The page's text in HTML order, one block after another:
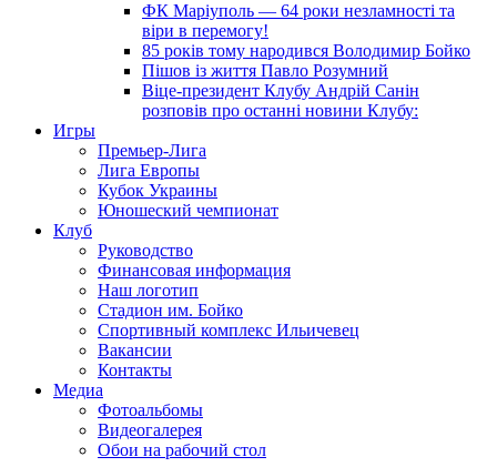
ФК Маріуполь — 64 роки незламності та
віри в перемогу!
85 років тому народився Володимир Бойко
Пішов із життя Павло Розумний
Віце-президент Клубу Андрій Санін
розповів про останні новини Клубу:
Игры
Премьер-Лига
Лига Европы
Кубок Украины
Юношеский чемпионат
Клуб
Руководство
Финансовая информация
Наш логотип
Стадион им. Бойко
Спортивный комплекс Ильичевец
Вакансии
Контакты
Медиа
Фотоальбомы
Видеогалерея
Обои на рабочий стол